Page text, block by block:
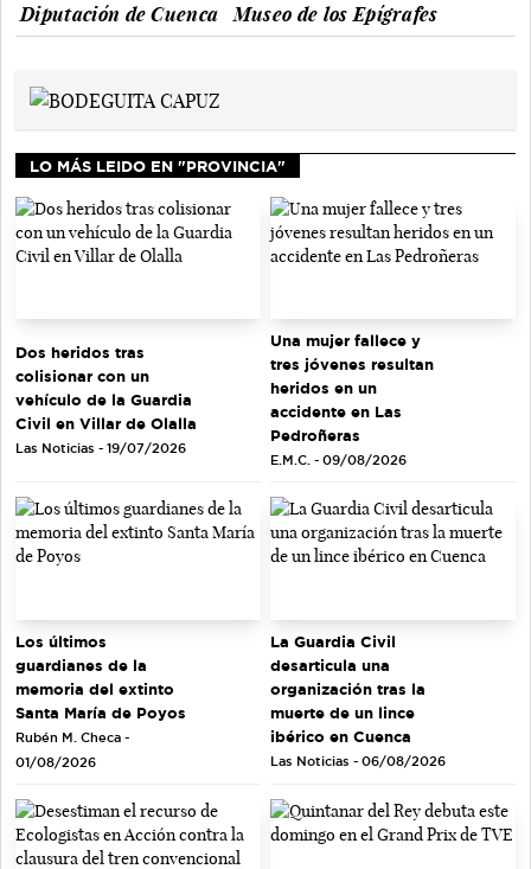
Diputación de Cuenca
Museo de los Epígrafes
LO MÁS LEIDO EN "PROVINCIA"
Dos heridos tras
colisionar con un
vehículo de la Guardia
Civil en Villar de Olalla
Las Noticias - 19/07/2026
Una mujer fallece y
tres jóvenes resultan
heridos en un
accidente en Las
Pedroñeras
E.M.C. - 09/08/2026
Los últimos
guardianes de la
memoria del extinto
Santa María de Poyos
Rubén M. Checa -
01/08/2026
La Guardia Civil
desarticula una
organización tras la
muerte de un lince
ibérico en Cuenca
Las Noticias - 06/08/2026